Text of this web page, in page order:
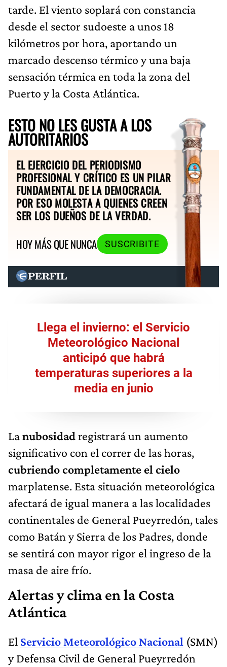
tarde. El viento soplará con constancia
desde el sector sudoeste a unos 18
kilómetros por hora, aportando un
marcado descenso térmico y una baja
sensación térmica en toda la zona del
Puerto y la Costa Atlántica.
ESTO NO LES GUSTA A LOS
AUTORITARIOS
EL EJERCICIO DEL PERIODISMO
PROFESIONAL Y CRÍTICO ES UN PILAR
FUNDAMENTAL DE LA DEMOCRACIA.
POR ESO MOLESTA A QUIENES CREEN
SER LOS DUEÑOS DE LA VERDAD.
HOY MÁS QUE NUNCA
SUSCRIBITE
Llega el invierno: el Servicio
Meteorológico Nacional
anticipó que habrá
temperaturas superiores a la
media en junio
Lanubosidadregistrará un aumento
significativo con el correr de las horas,
cubriendo completamente el cielo
marplatense. Esta situación meteorológica
afectará de igual manera a las localidades
continentales de General Pueyrredón, tales
como Batán y Sierra de los Padres, donde
se sentirá con mayor rigor el ingreso de la
masa de aire frío.
Alertas y clima en la Costa
Atlántica
El Servicio Meteorológico Nacional (SMN)
y Defensa Civil de General Pueyrredón